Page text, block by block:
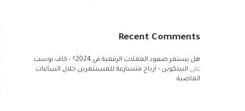
Recent Comments
هل يستمر صعود العملات الرقمية في 2024؟ - كاف بوست
على البيتكوين – ارباح متسارعة للمستثمرين خلال الساعات
الماضية